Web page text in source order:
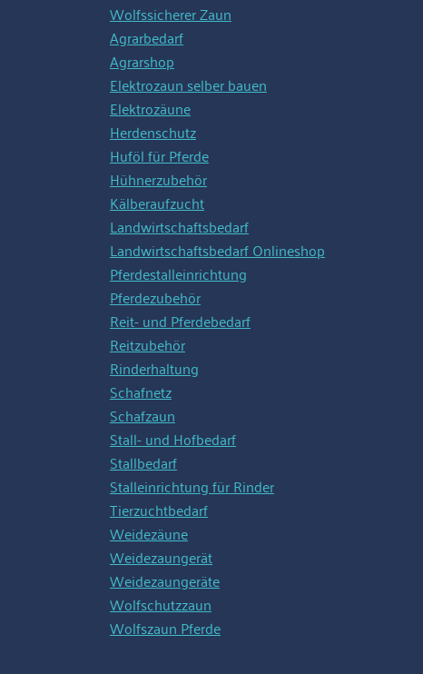
Wolfssicherer Zaun
Agrarbedarf
Agrarshop
Elektrozaun selber bauen
Elektrozäune
Herdenschutz
Huföl für Pferde
Hühnerzubehör
Kälberaufzucht
Landwirtschaftsbedarf
Landwirtschaftsbedarf Onlineshop
Pferdestalleinrichtung
Pferdezubehör
Reit- und Pferdebedarf
Reitzubehör
Rinderhaltung
Schafnetz
Schafzaun
Stall- und Hofbedarf
Stallbedarf
Stalleinrichtung für Rinder
Tierzuchtbedarf
Weidezäune
Weidezaungerät
Weidezaungeräte
Wolfschutzzaun
Wolfszaun Pferde